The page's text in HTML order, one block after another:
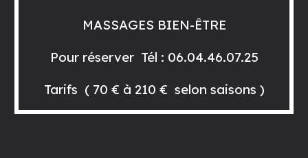
MASSAGES BIEN-ÊTRE
Pour réserver Tél : 06.04.46.07.25
Tarifs ( 70 € à 210 € selon saisons )